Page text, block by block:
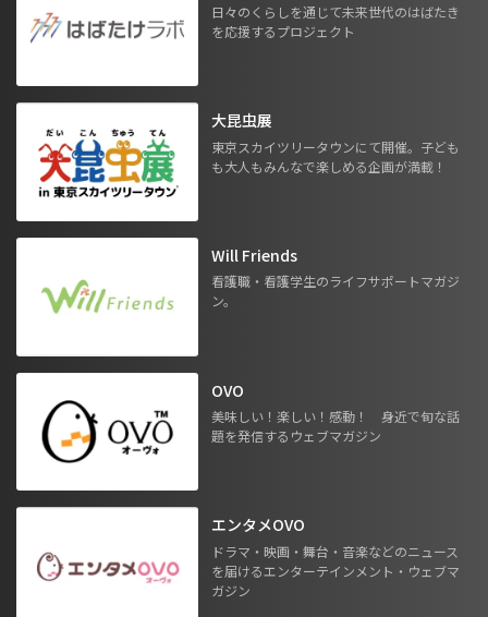
日々のくらしを通じて未来世代のはばたき
を応援するプロジェクト
大昆虫展
東京スカイツリータウンにて開催。子ども
も大人もみんなで楽しめる企画が満載！
Will Friends
看護職・看護学生のライフサポートマガジ
ン。
OVO
美味しい！楽しい！感動！ 身近で旬な話
題を発信するウェブマガジン
エンタメOVO
ドラマ・映画・舞台・音楽などのニュース
を届けるエンターテインメント・ウェブマ
ガジン